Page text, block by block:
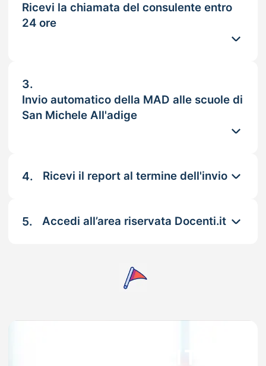
Ricevi la chiamata del consulente entro
24 ore
3.
Invio automatico della MAD alle scuole di
San Michele All'adige
4. Ricevi il report al termine dell'invio
5. Accedi all’area riservata Docenti.it